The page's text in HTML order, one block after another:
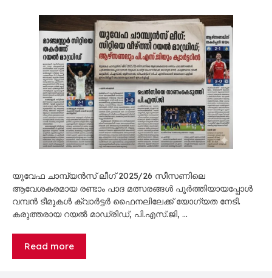
യുവേഫ ചാമ്പ്യൻസ് ലീഗ് 2025/26 സീസണിലെ
ആവേശകരമായ രണ്ടാം പാദ മത്സരങ്ങൾ പൂർത്തിയായപ്പോൾ
വമ്പൻ ടീമുകൾ ക്വാർട്ടർ ഫൈനലിലേക്ക് യോഗ്യത നേടി.
കരുത്തരായ റയൽ മാഡ്രിഡ്, പി.എസ്.ജി, …
Read more